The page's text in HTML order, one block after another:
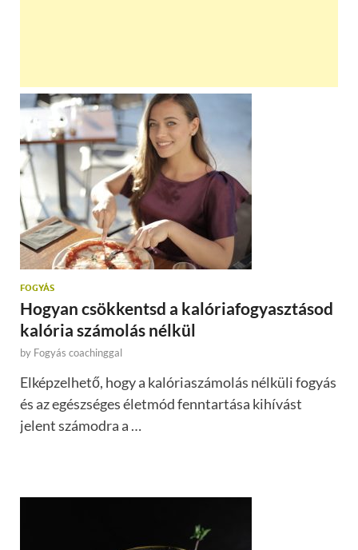
FOGYÁS
Hogyan csökkentsd a kalóriafogyasztásod
kalória számolás nélkül
by Fogyás coachinggal
Elképzelhető, hogy a kalóriaszámolás nélküli fogyás
és az egészséges életmód fenntartása kihívást
jelent számodra a …